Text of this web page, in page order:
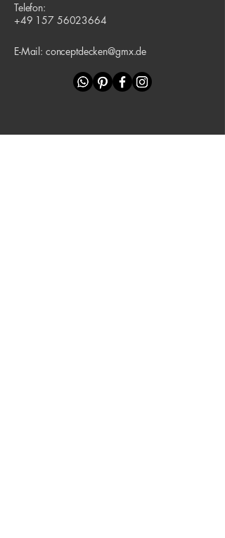
Telefon:
+49 157 56023664
E-Mail: conceptdecken@gmx.de